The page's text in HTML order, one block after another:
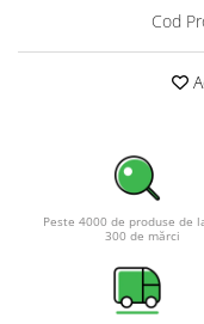
Cod
Peste 4000 de produse de
300 de mărci